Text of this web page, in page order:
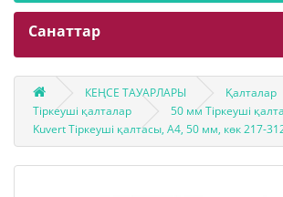
Санаттар
КЕҢСЕ ТАУАРЛАРЫ
Қалталар
Тіркеуші қалталар
50 мм Тіркеуші
Kuvert Тіркеуші қалтасы, A4, 50 мм, көк 217-